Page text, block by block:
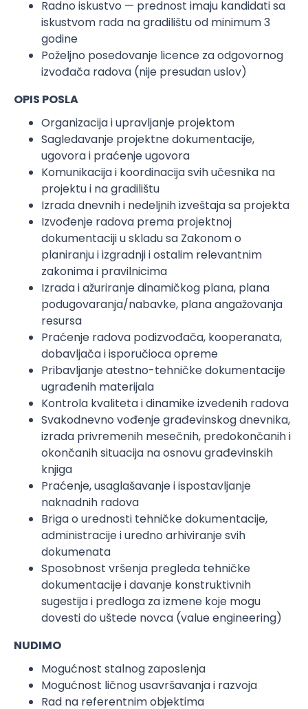
Radno iskustvo — prednost imaju kandidati sa
iskustvom rada na gradilištu od minimum 3
godine
Poželjno posedovanje licence za odgovornog
izvođača radova (nije presudan uslov)
OPIS POSLA
Organizacija i upravljanje projektom
Sagledavanje projektne dokumentacije,
ugovora i praćenje ugovora
Komunikacija i koordinacija svih učesnika na
projektu i na gradilištu
Izrada dnevnih i nedeljnih izveštaja sa projekta
Izvođenje radova prema projektnoj
dokumentaciji u skladu sa Zakonom o
planiranju i izgradnji i ostalim relevantnim
zakonima i pravilnicima
Izrada i ažuriranje dinamičkog plana, plana
podugovaranja/nabavke, plana angažovanja
resursa
Praćenje radova podizvođača, kooperanata,
dobavljača i isporučioca opreme
Pribavljanje atestno-tehničke dokumentacije
ugrađenih materijala
Kontrola kvaliteta i dinamike izvedenih radova
Svakodnevno vođenje građevinskog dnevnika,
izrada privremenih mesečnih, predokončanih i
okončanih situacija na osnovu građevinskih
knjiga
Praćenje, usaglašavanje i ispostavljanje
naknadnih radova
Briga o urednosti tehničke dokumentacije,
administracije i uredno arhiviranje svih
dokumenata
Sposobnost vršenja pregleda tehničke
dokumentacije i davanje konstruktivnih
sugestija i predloga za izmene koje mogu
dovesti do uštede novca (value engineering)
NUDIMO
Mogućnost stalnog zaposlenja
Mogućnost ličnog usavršavanja i razvoja
Rad na referentnim objektima